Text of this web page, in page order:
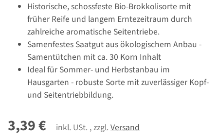
Historische, schossfeste Bio-Brokkolisorte mit
früher Reife und langem Erntezeitraum durch
zahlreiche aromatische Seitentriebe.
Samenfestes Saatgut aus ökologischem Anbau -
Samentütchen mit ca. 30 Korn Inhalt
Ideal für Sommer- und Herbstanbau im
Hausgarten - robuste Sorte mit zuverlässiger Kopf-
und Seitentriebbildung.
3,39 € inkl. USt. , zzgl. Versand